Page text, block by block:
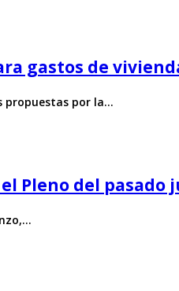
gastos de
propuestas por la…
Pleno del pasado